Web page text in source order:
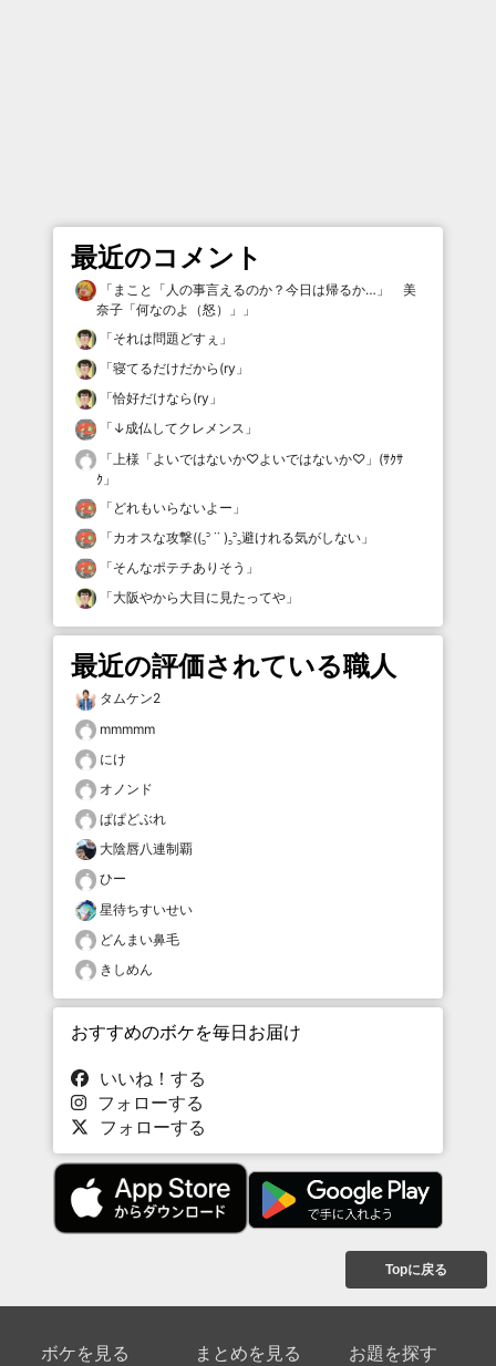
最近のコメント
「 まこと「人の事言えるのか？今日は帰るか…」 美
奈子「何なのよ（怒）」
」
「それは問題どすぇ 」
「寝てるだけだから(ry 」
「恰好だけなら(ry 」
「 ↓成仏してクレメンス 」
「 上様「よいではないか♡よいではないか♡」(ｻｸｻ
ｸ 」
「 どれもいらないよー 」
「カオスな攻撃((꜆꜄ ˙˙ )꜆꜄꜆避けれる気がしない 」
「そんなポテチありそう 」
「大阪やから大目に見たってや 」
最近の評価されている職人
タムケン2
mmmmm
にけ
オノンド
ぱぱどぶれ
大陰唇八連制覇
ひー
星待ちすいせい
どんまい鼻毛
きしめん
おすすめのボケを毎日お届け
いいね！する
フォローする
フォローする
Topに戻る
ボケを見る まとめを見る お題を探す